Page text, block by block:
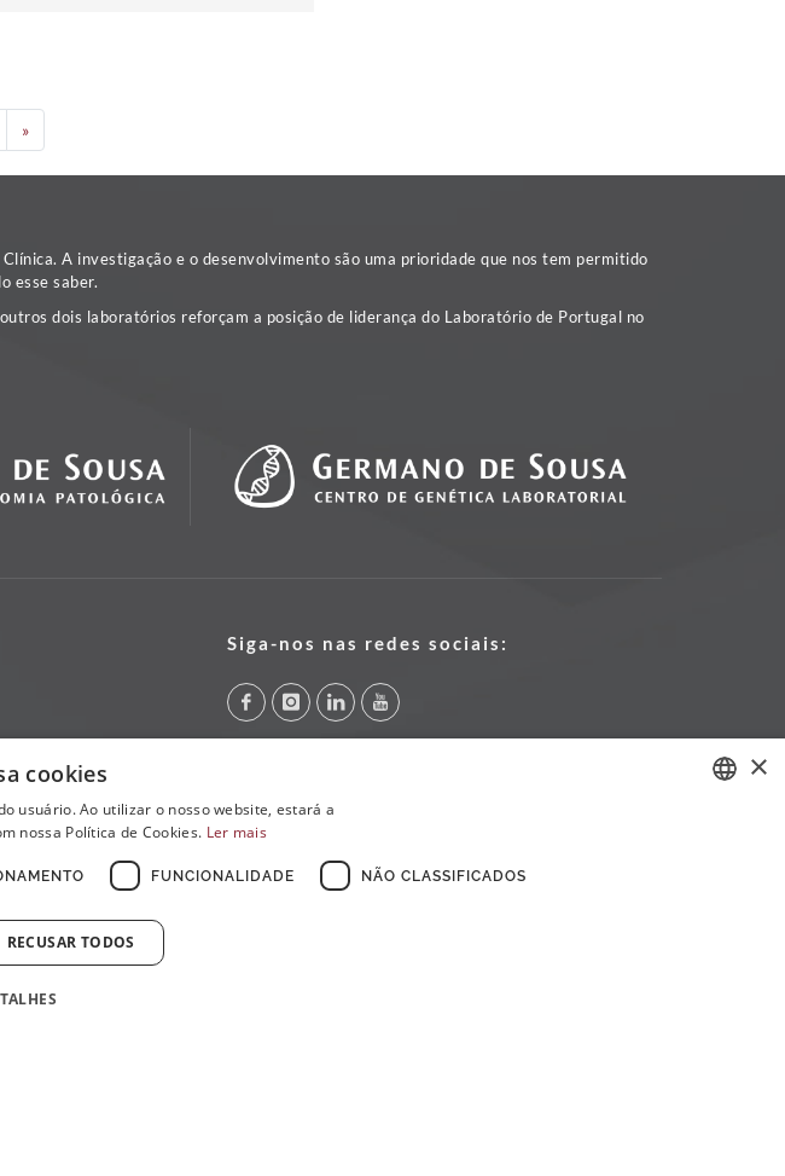
»
A investigação e o desenvolvimento são uma prioridade que nos tem permitido
esse saber.
dois laboratórios reforçam a posição de liderança do Laboratório de Portugal no
Siga-nos nas redes sociais:
×
cookies
usuário. Ao utilizar o nosso website, estará a
nossa Política de Cookies. Ler mais
FUNCIONALIDADE NÃO CLASSIFICADOS
RECUSAR TODOS